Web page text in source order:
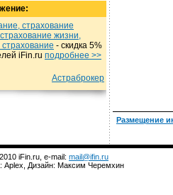
страхование
жизни,
- cкидка 5%
iFin.ru подробнеe >>
Астраброкер
Размещение
iFin.ru, e-mail: mail@ifin.ru
Aplex, Дизайн: Максим Черемхин